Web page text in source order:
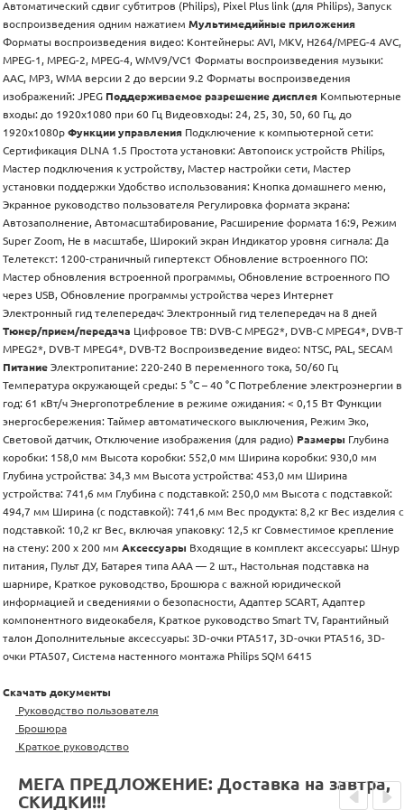
Автоматический сдвиг субтитров (Philips), Pixel Plus link (для Philips), Запуск
воспроизведения одним нажатием Мультимедийные приложения
Форматы воспроизведения видео: Контейнеры: AVI, MKV, H264/MPEG-4 AVC,
MPEG-1, MPEG-2, MPEG-4, WMV9/VC1 Форматы воспроизведения музыки:
AAC, MP3, WMA версии 2 до версии 9.2 Форматы воспроизведения
изображений: JPEG Поддерживаемое разрешение дисплея Компьютерные
входы: до 1920x1080 при 60 Гц Видеовходы: 24, 25, 30, 50, 60 Гц, до
1920x1080p Функции управления Подключение к компьютерной сети:
Сертификация DLNA 1.5 Простота установки: Автопоиск устройств Philips,
Мастер подключения к устройству, Мастер настройки сети, Мастер
установки поддержки Удобство использования: Кнопка домашнего меню,
Экранное руководство пользователя Регулировка формата экрана:
Автозаполнение, Автомасштабирование, Расширение формата 16:9, Режим
Super Zoom, Не в масштабе, Широкий экран Индикатор уровня сигнала: Да
Телетекст: 1200-страничный гипертекст Обновление встроенного ПО:
Мастер обновления встроенной программы, Обновление встроенного ПО
через USB, Обновление программы устройства через Интернет
Электронный гид телепередач: Электронный гид телепередач на 8 дней
Тюнер/прием/передача Цифровое ТВ: DVB-C MPEG2*, DVB-C MPEG4*, DVB-T
MPEG2*, DVB-T MPEG4*, DVB-T2 Воспроизведение видео: NTSC, PAL, SECAM
Питание Электропитание: 220-240 В переменного тока, 50/60 Гц
Температура окружающей среды: 5 °C – 40 °C Потребление электроэнергии в
год: 61 кВт/ч Энергопотребление в режиме ожидания: < 0,15 Вт Функции
энергосбережения: Таймер автоматического выключения, Режим Эко,
Световой датчик, Отключение изображения (для радио) Размеры Глубина
коробки: 158,0 мм Высота коробки: 552,0 мм Ширина коробки: 930,0 мм
Глубина устройства: 34,3 мм Высота устройства: 453,0 мм Ширина
устройства: 741,6 мм Глубина с подставкой: 250,0 мм Высота с подставкой:
494,7 мм Ширина (с подставкой): 741,6 мм Вес продукта: 8,2 кг Вес изделия с
подставкой: 10,2 кг Вес, включая упаковку: 12,5 кг Совместимое крепление
на стену: 200 x 200 мм Аксессуары Входящие в комплект аксессуары: Шнур
питания, Пульт ДУ, Батарея типа AAA — 2 шт., Настольная подставка на
шарнире, Краткое руководство, Брошюра с важной юридической
информацией и сведениями о безопасности, Адаптер SCART, Адаптер
компонентного видеокабеля, Краткое руководство Smart TV, Гарантийный
талон Дополнительные аксессуары: 3D-очки PTA517, 3D-очки PTA516, 3D-
очки PTA507, Система настенного монтажа Philips SQM 6415
Скачать документы
Руководство пользователя
Брошюра
Краткое руководство
МЕГА ПРЕДЛОЖЕНИЕ: Доставка на завтра,
СКИДКИ!!!